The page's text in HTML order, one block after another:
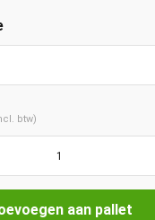
btw)
aan pallet